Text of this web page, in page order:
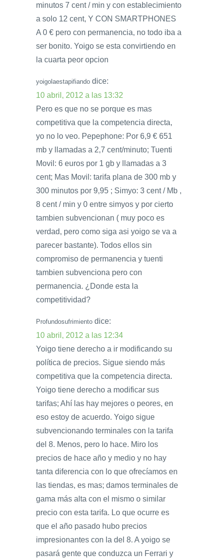
minutos 7 cent / min y con establecimiento
a solo 12 cent, Y CON SMARTPHONES
A 0 € pero con permanencia, no todo iba a
ser bonito. Yoigo se esta convirtiendo en
la cuarta peor opcion
yoigolaestapifiando dice:
10 abril, 2012 a las 13:32
Pero es que no se porque es mas
competitiva que la competencia directa,
yo no lo veo. Pepephone: Por 6,9 € 651
mb y llamadas a 2,7 cent/minuto; Tuenti
Movil: 6 euros por 1 gb y llamadas a 3
cent; Mas Movil: tarifa plana de 300 mb y
300 minutos por 9,95 ; Simyo: 3 cent / Mb ,
8 cent / min y 0 entre simyos y por cierto
tambien subvencionan ( muy poco es
verdad, pero como siga asi yoigo se va a
parecer bastante). Todos ellos sin
compromiso de permanencia y tuenti
tambien subvenciona pero con
permanencia. ¿Donde esta la
competitividad?
Profundosufrimiento dice:
10 abril, 2012 a las 12:34
Yoigo tiene derecho a ir modificando su
política de precios. Sigue siendo más
competitiva que la competencia directa.
Yoigo tiene derecho a modificar sus
tarifas; Ahí las hay mejores o peores, en
eso estoy de acuerdo. Yoigo sigue
subvencionando terminales con la tarifa
del 8. Menos, pero lo hace. Miro los
precios de hace año y medio y no hay
tanta diferencia con lo que ofrecíamos en
las tiendas, es mas; damos terminales de
gama más alta con el mismo o similar
precio con esta tarifa. Lo que ocurre es
que el año pasado hubo precios
impresionantes con la del 8. A yoigo se
pasará gente que conduzca un Ferrari y